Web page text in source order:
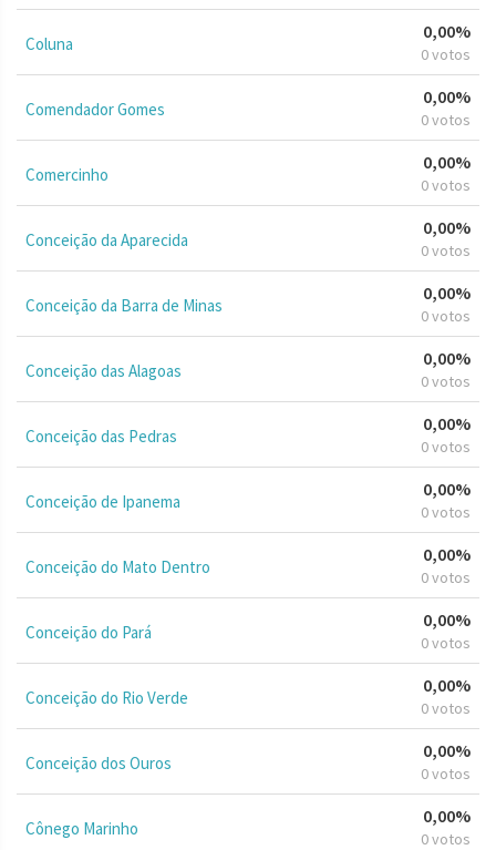
Coluna
0,00%
0 votos
Comendador Gomes
0,00%
0 votos
Comercinho
0,00%
0 votos
Conceição da Aparecida
0,00%
0 votos
Conceição da Barra de Minas
0,00%
0 votos
Conceição das Alagoas
0,00%
0 votos
Conceição das Pedras
0,00%
0 votos
Conceição de Ipanema
0,00%
0 votos
Conceição do Mato Dentro
0,00%
0 votos
Conceição do Pará
0,00%
0 votos
Conceição do Rio Verde
0,00%
0 votos
Conceição dos Ouros
0,00%
0 votos
Cônego Marinho
0,00%
0 votos